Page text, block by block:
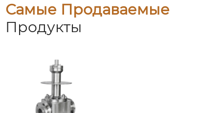
Самые Продаваемые
Продукты